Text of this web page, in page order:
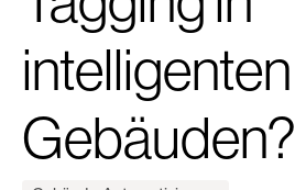
intelligenten
Gebäuden?